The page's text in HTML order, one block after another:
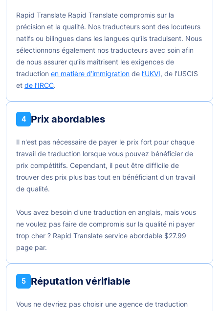
Rapid Translate Rapid Translate compromis sur la
précision et la qualité. Nos traducteurs sont des locuteurs
natifs ou bilingues dans les langues qu’ils traduisent. Nous
sélectionnons également nos traducteurs avec soin afin
de nous assurer qu’ils maîtrisent les exigences de
traduction en matière d’immigration de l’UKVI, de l’USCIS
et de l’IRCC.
4 Prix abordables
Il n'est pas nécessaire de payer le prix fort pour chaque
travail de traduction lorsque vous pouvez bénéficier de
prix compétitifs. Cependant, il peut être difficile de
trouver des prix plus bas tout en bénéficiant d'un travail
de qualité.
Vous avez besoin d'une traduction en anglais, mais vous
ne voulez pas faire de compromis sur la qualité ni payer
trop cher ? Rapid Translate service abordable $27.99
page par.
5 Réputation vérifiable
Vous ne devriez pas choisir une agence de traduction